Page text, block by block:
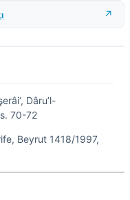
Dâru’l-
70-72
Beyrut 1418/1997,